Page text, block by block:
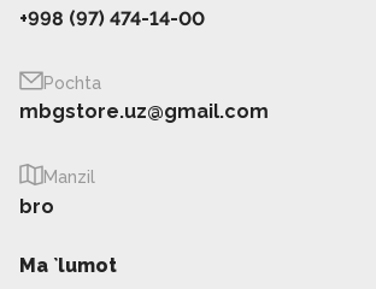
+998 (97) 474-14-00
Pochta
mbgstore.uz@gmail.com
Manzil
bro
Ma `lumot